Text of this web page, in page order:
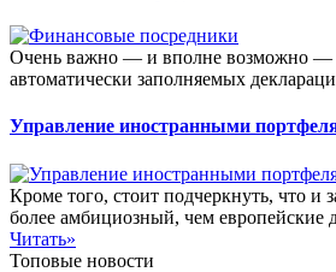
Очень важно — и вполне возможно —
автоматически заполняемых
Управление иностранными
Кроме того, стоит подчеркнуть, что и
более амбициозный, чем европейские
Читать»
Топовые новости